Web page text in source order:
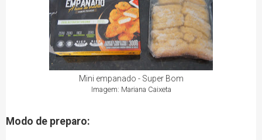
Mini empanado - Super Bom
Imagem: Mariana Caixeta
Modo de preparo: